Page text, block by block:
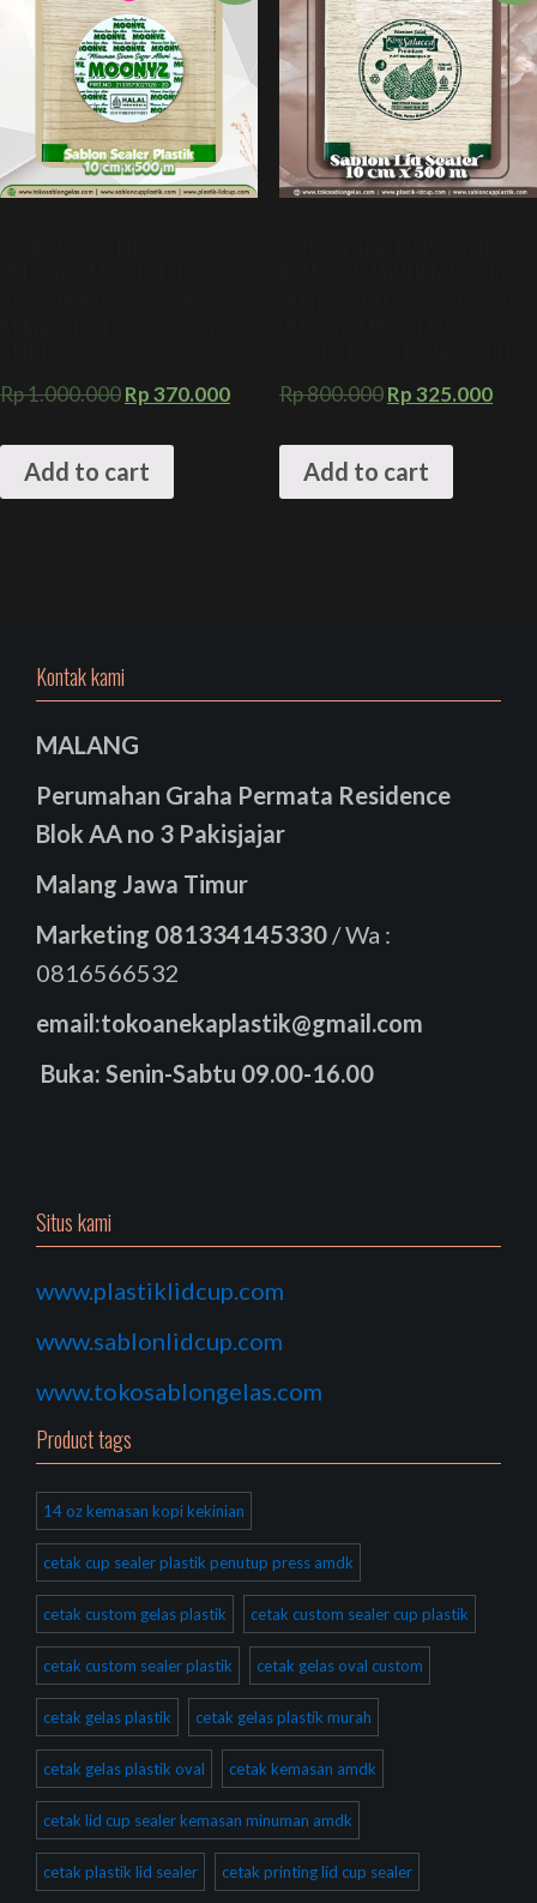
Rp1.000.000Rp370.000
Add to cart
Rp800.000Rp325.000
Add to cart
Kontak kami
MALANG
Perumahan Graha Permata Residence
Blok AA no 3 Pakisjajar
Malang Jawa Timur
Marketing 081334145330 / Wa :
0816566532
email:tokoanekaplastik@gmail.com
Buka: Senin-Sabtu 09.00-16.00
Situs kami
www.plastiklidcup.com
www.sablonlidcup.com
www.tokosablongelas.com
Product tags
14 oz kemasan kopi kekinian
cetak cup sealer plastik penutup press amdk
cetak custom gelas plastik cetak custom sealer cup plastik
cetak custom sealer plastik cetak gelas oval custom
cetak gelas plastik cetak gelas plastik murah
cetak gelas plastik oval cetak kemasan amdk
cetak lid cup sealer kemasan minuman amdk
cetak plastik lid sealer cetak printing lid cup sealer